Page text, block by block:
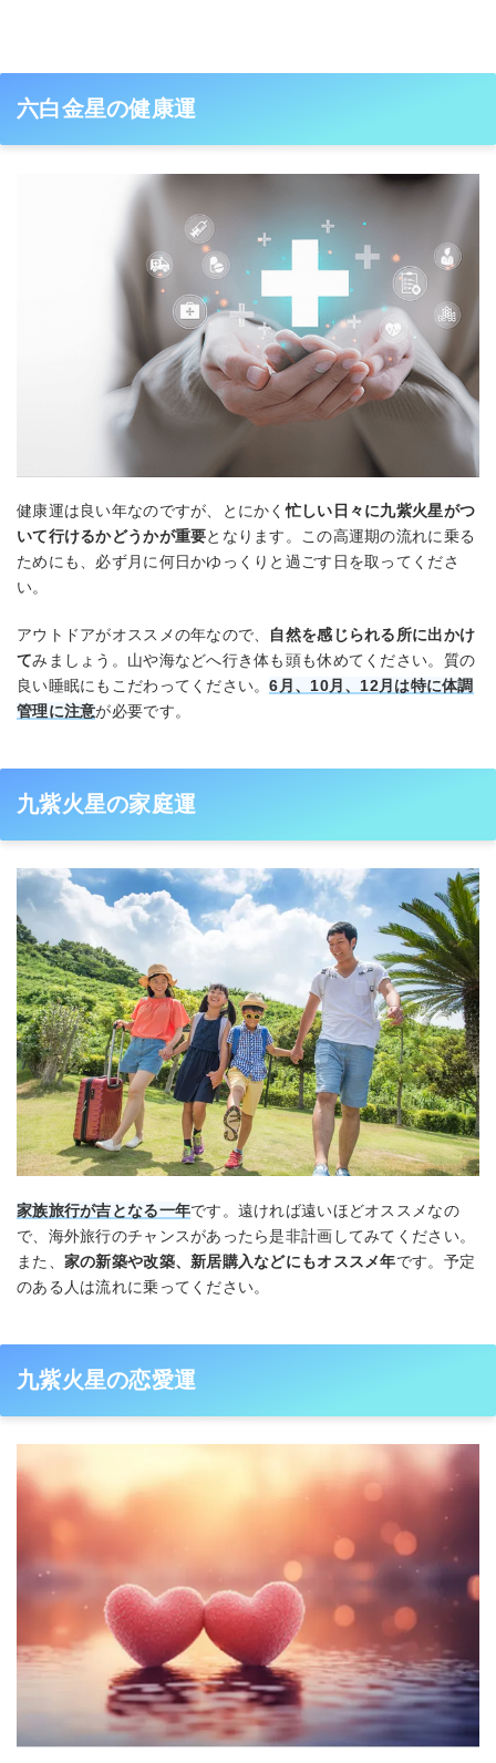
六白金星の健康運
健康運は良い年なのですが、とにかく忙しい日々に九紫火星がつ
いて行けるかどうかが重要となります。この高運期の流れに乗る
ためにも、必ず月に何日かゆっくりと過ごす日を取ってくださ
い。
アウトドアがオススメの年なので、 自然を感じられる所に出かけ
てみましょう。山や海などへ行き体も頭も休めてください。質の
良い睡眠にもこだわってください。6月、10月、12月は特に体調
管理に注意が必要です。
九紫火星の家庭運
家族旅行が吉となる一年です。遠ければ遠いほどオススメなの
で、海外旅行のチャンスがあったら是非計画してみてください。
また、 家の新築や改築、新居購入などにもオススメ年です。予定
のある人は流れに乗ってください。
九紫火星の恋愛運